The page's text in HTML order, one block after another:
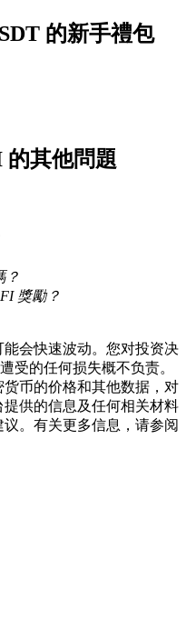
的新手禮包
的其他問題
？
獎勵？
会快速波动。您对投资决
受的任何损失概不负责。
币的价格和其他数据，对
供的信息及任何相关材料
。有关更多信息，请参阅